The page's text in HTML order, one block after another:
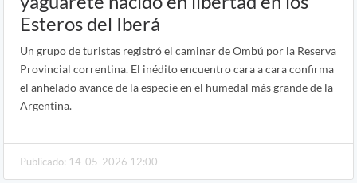
Esteros del Iberá
Un grupo de turistas registró el caminar de Ombú por la Reserva
Provincial correntina. El inédito encuentro cara a cara confirma
el anhelado avance de la especie en el humedal más grande de la
Argentina.
Publicado: 14-05-2026 12:00